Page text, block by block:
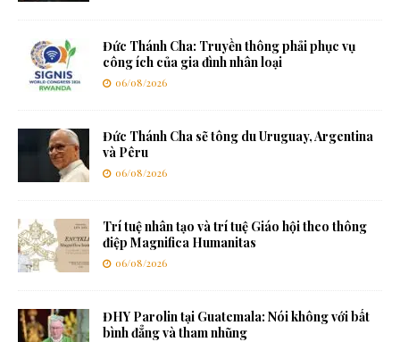
Đức Thánh Cha: Truyền thông phải phục vụ
công ích của gia đình nhân loại
06/08/2026
Đức Thánh Cha sẽ tông du Uruguay, Argentina
và Pêru
06/08/2026
Trí tuệ nhân tạo và trí tuệ Giáo hội theo thông
điệp Magnifica Humanitas
06/08/2026
ĐHY Parolin tại Guatemala: Nói không với bất
bình đẳng và tham nhũng